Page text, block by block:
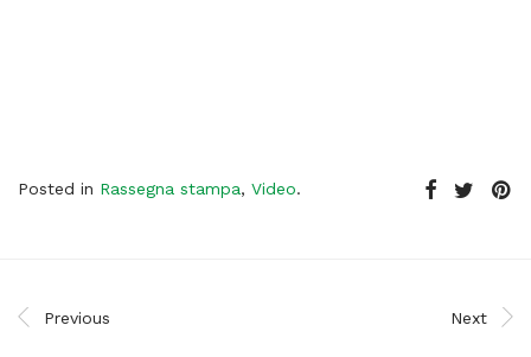
Posted in Rassegna stampa, Video.
Previous Next